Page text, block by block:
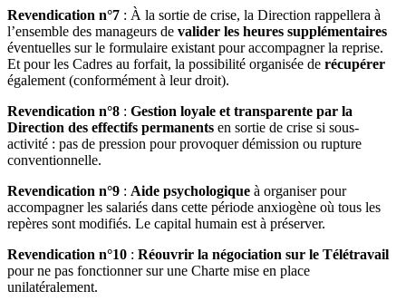
Revendication n°7 : À la sortie de crise, la Direction rappellera à
l’ensemble des manageurs de valider les heures supplémentaires
éventuelles sur le formulaire existant pour accompagner la reprise.
Et pour les Cadres au forfait, la possibilité organisée de récupérer
également (conformément à leur droit).
Revendication n°8 : Gestion loyale et transparente par la
Direction des effectifs permanents en sortie de crise si sous-
activité : pas de pression pour provoquer démission ou rupture
conventionnelle.
Revendication n°9 : Aide psychologique à organiser pour
accompagner les salariés dans cette période anxiogène où tous les
repères sont modifiés. Le capital humain est à préserver.
Revendication n°10 : Réouvrir la négociation sur le Télétravail
pour ne pas fonctionner sur une Charte mise en place
unilatéralement.